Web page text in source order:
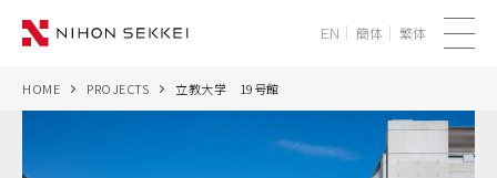
ュ
ー
EN 簡体 繁体
HOME PROJECTS 立教大学 19号館